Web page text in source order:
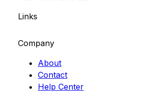
Links
Company
About
Contact
Help Center